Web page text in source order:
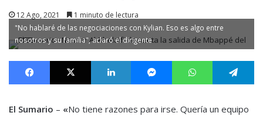
12 Ago, 2021 1 minuto de lectura
"No hablaré de las negociaciones con Kylian. Eso es algo entre
nosotros y su familia", aclaró el dirigente
Facebook X LinkedIn MessengerWhatsApp
El Sumario – «No tiene razones para irse. Quería un equipo